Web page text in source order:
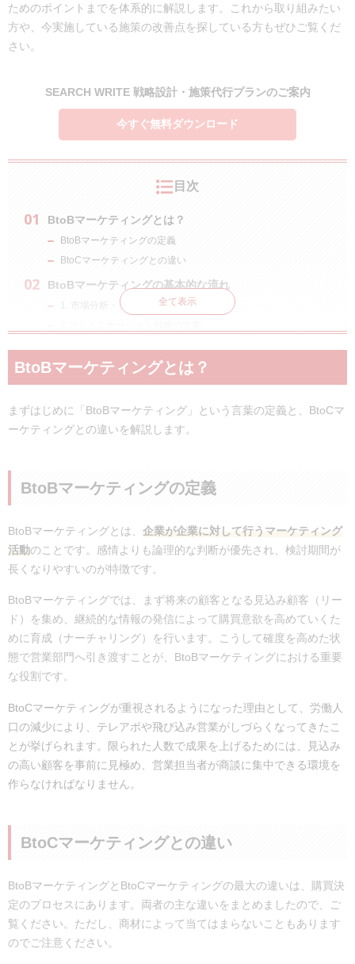
ためのポイントまでを体系的に解説します。これから取り組みたい
方や、今実施している施策の改善点を探している方もぜひご覧くだ
さい。
SEARCH WRITE 戦略設計・施策代行プランのご案内
今すぐ無料ダウンロード
目次
BtoBマーケティングとは？
BtoBマーケティングの定義
BtoCマーケティングとの違い
BtoBマーケティングの基本的な流れ
1. 市場分析・ターゲット設定
4.効果測定・改善
The Model型
ABM
ターゲットが10,000件以上である
初期接点を作るための施策
BtoBマーケティングで成果を出すためのポイント
目的や戦略を明確にした上で施策を設計していない
事業成長に関する指標を把握していない
事業フェーズに応じてリードの量と質を調整していない
営業と密に連携する
BtoBマーケティングの成功事例
プラットフォームの事例｜マーケティングアプリケーションズ
様
書店の事例｜三省堂書店様
BtoBマーケティングに関するよくある質問
MAツールは必ず導入すべきですか？
全て表示
BtoBマーケティングとは？
まずはじめに「BtoBマーケティング」という言葉の定義と、BtoCマ
ーケティングとの違いを解説します。
BtoBマーケティングの定義
BtoBマーケティングとは、 企業が企業に対して行うマーケティング
活動のことです。 感情よりも論理的な判断が優先され、検討期間が
長くなりやすいのが特徴です。
BtoBマーケティングでは、まず将来の顧客となる見込み顧客（リー
ド）を集め、継続的な情報の発信によって購買意欲を高めていくた
めに育成（ナーチャリング）を行います。
こうして確度を高めた状
態で営業部門へ引き渡すことが、BtoBマーケティングにおける重要
な役割です。
BtoCマーケティングが重視されるようになった理由として、 労働人
口の減少により、 テレアポや飛び込み営業がしづらくなってきたこ
とが挙げられます。限られた人数で成果を上げるためには、見込み
の高い顧客を事前に見極め、営業担当者が商談に集中できる環境を
作らなければなりません。
BtoCマーケティングとの違い
BtoBマーケティングとBtoCマーケティングの最大の違いは、購買決
定のプロセスにあります。両者の主な違いをまとめましたので、ご
覧ください。ただし、商材によって当てはまらないこともあります
のでご注意ください。